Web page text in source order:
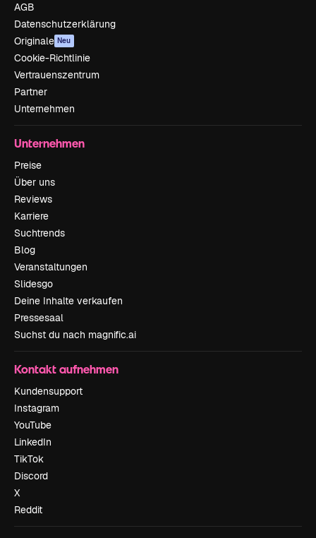
AGB
Datenschutzerklärung
Originale Neu
Cookie-Richtlinie
Vertrauenszentrum
Partner
Unternehmen
Unternehmen
Preise
Über uns
Reviews
Karriere
Suchtrends
Blog
Veranstaltungen
Slidesgo
Deine Inhalte verkaufen
Pressesaal
Suchst du nach magnific.ai
Kontakt aufnehmen
Kundensupport
Instagram
YouTube
LinkedIn
TikTok
Discord
X
Reddit